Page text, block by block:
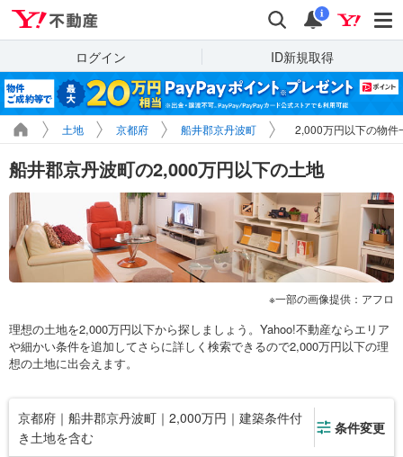
検索 通知
i
ログイン ID新規取得
土地 京都府 船井郡京丹波町 2,000万円以下の物件
船井郡京丹波町の2,000万円以下の土地
一部の画像提供：アフロ
理想の土地を2,000万円以下から探しましょう。Yahoo!不動産ならエリア
や細かい条件を追加してさらに詳しく検索できるので2,000万円以下の理
想の土地に出会えます。
京都府｜船井郡京丹波町｜2,000万円｜建築条件付
き土地を含む
条件変更